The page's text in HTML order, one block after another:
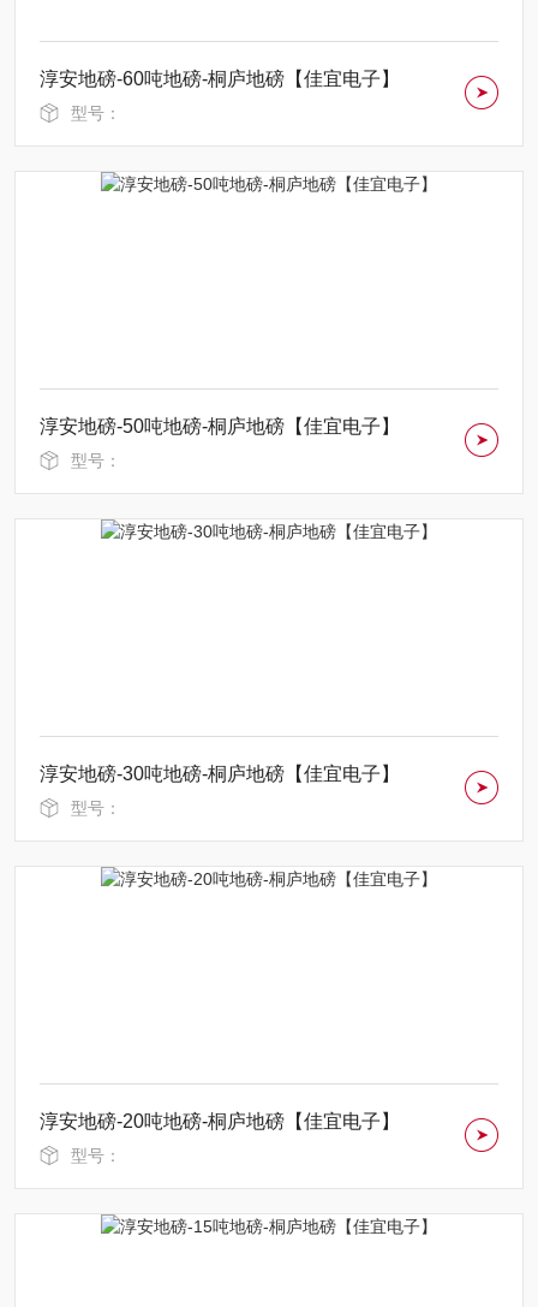
淳安地磅-60吨地磅-桐庐地磅【佳宜电子】
型号：
淳安地磅-50吨地磅-桐庐地磅【佳宜电子】
型号：
淳安地磅-30吨地磅-桐庐地磅【佳宜电子】
型号：
淳安地磅-20吨地磅-桐庐地磅【佳宜电子】
型号：